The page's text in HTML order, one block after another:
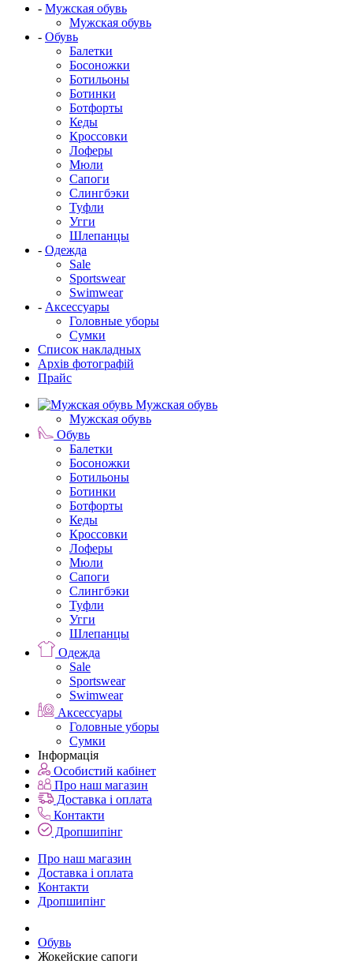
- Мужская обувь
Мужская обувь
- Обувь
Балетки
Босоножки
Ботильоны
Ботинки
Ботфорты
Кеды
Кроссовки
Лоферы
Мюли
Сапоги
Слингбэки
Туфли
Угги
Шлепанцы
- Одежда
Sale
Sportswear
Swimwear
- Аксессуары
Головные уборы
Сумки
Список накладных
Архів фотографій
Прайс
Мужская обувь
Мужская обувь
Обувь
Балетки
Босоножки
Ботильоны
Ботинки
Ботфорты
Кеды
Кроссовки
Лоферы
Мюли
Сапоги
Слингбэки
Туфли
Угги
Шлепанцы
Одежда
Sale
Sportswear
Swimwear
Аксессуары
Головные уборы
Сумки
Інформація
Особистий кабінет
Про наш магазин
Доставка і оплата
Контакти
Дропшипінг
Про наш магазин
Доставка і оплата
Контакти
Дропшипінг
Обувь
Жокейские сапоги